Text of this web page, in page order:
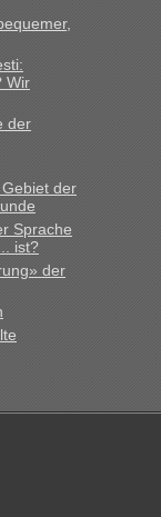
Wir
der
der
Sprache
ist?
der